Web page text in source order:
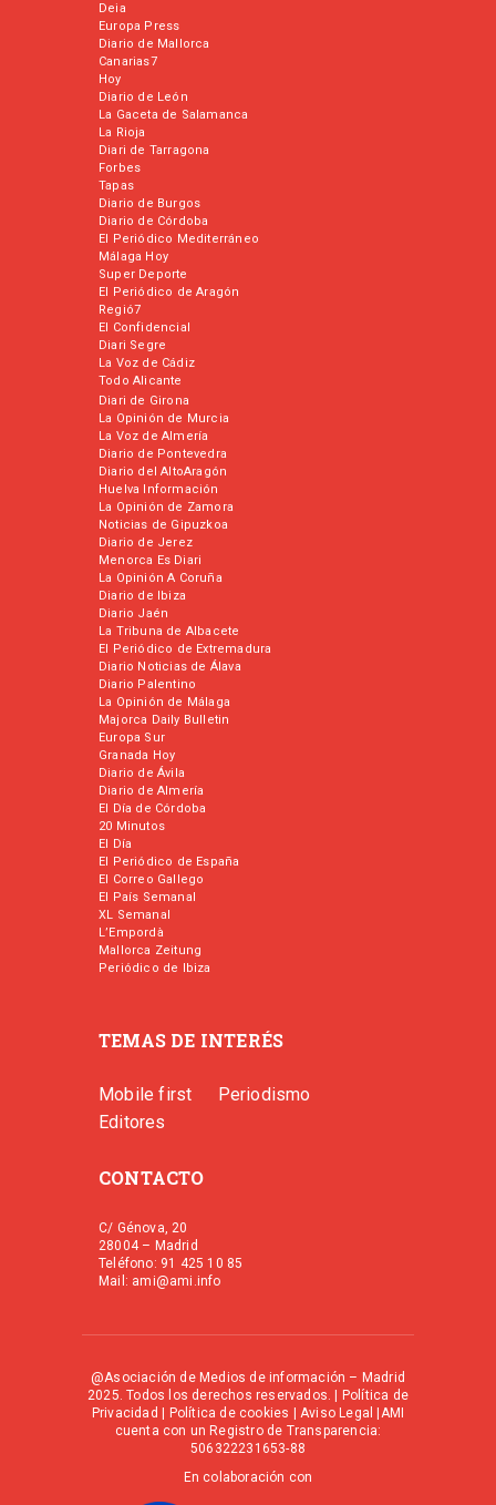
Deia
Europa Press
Diario de Mallorca
Canarias7
Hoy
Diario de León
La Gaceta de Salamanca
La Rioja
Diari de Tarragona
Forbes
Tapas
Diario de Burgos
Diario de Córdoba
El Periódico Mediterráneo
Málaga Hoy
Super Deporte
El Periódico de Aragón
Regió7
El Confidencial
Diari Segre
La Voz de Cádiz
Todo Alicante
Diari de Girona
La Opinión de Murcia
La Voz de Almería
Diario de Pontevedra
Diario del AltoAragón
Huelva Información
La Opinión de Zamora
Noticias de Gipuzkoa
Diario de Jerez
Menorca Es Diari
La Opinión A Coruña
Diario de Ibiza
Diario Jaén
La Tribuna de Albacete
El Periódico de Extremadura
Diario Noticias de Álava
Diario Palentino
La Opinión de Málaga
Majorca Daily Bulletin
Europa Sur
Granada Hoy
Diario de Ávila
Diario de Almería
El Día de Córdoba
20 Minutos
El Día
El Periódico de España
El Correo Gallego
El País Semanal
XL Semanal
L’Empordà
Mallorca Zeitung
Periódico de Ibiza
TEMAS DE INTERÉS
Mobile first
Periodismo
Editores
CONTACTO
C/ Génova, 20
28004 – Madrid
Teléfono: 91 425 10 85
Mail: ami@ami.info
@Asociación de Medios de información – Madrid
2025. Todos los derechos reservados. |
Política de
Privacidad
Política de cookies Aviso Legal
|AMI
cuenta con un Registro de Transparencia:
506322231653-88
En colaboración con